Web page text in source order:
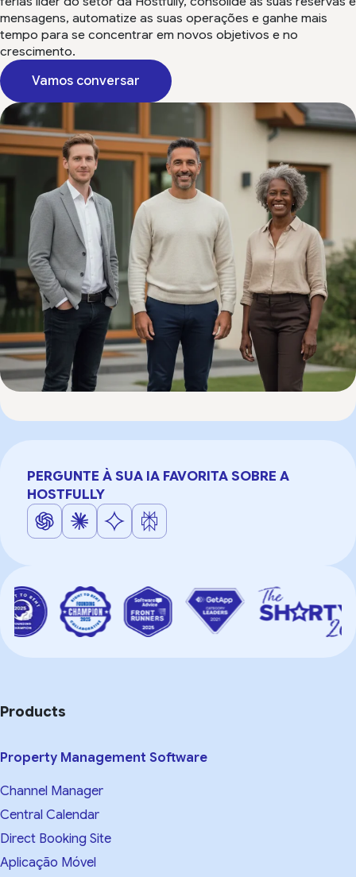
mensagens, automatize as suas operações e ganhe mais
tempo para se concentrar em novos objetivos e no
crescimento.
Vamos conversar
PERGUNTE À SUA IA FAVORITA SOBRE A
HOSTFULLY
Products
Property Management Software
Channel Manager
Central Calendar
Direct Booking Site
Aplicação Móvel